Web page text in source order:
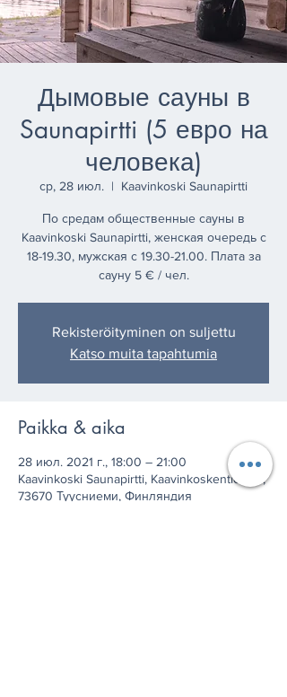
Дымовые сауны в
Saunapirtti (5 евро на
человека)
ср, 28 июл.
  |
Kaavinkoski Saunapirtti
По средам общественные сауны в
Kaavinkoski Saunapirtti, женская очередь с
18-19.30, мужская с 19.30-21.00. Плата за
сауну 5 € / чел.
Rekisteröityminen on suljettu
Katso muita tapahtumia
Paikka & aika
28 июл. 2021 г., 18:00 – 21:00
Kaavinkoski Saunapirtti, Kaavinkoskentie 631,
73670 Туусниеми, Финляндия